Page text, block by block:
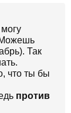
Можешь
Так
что ты бы
против